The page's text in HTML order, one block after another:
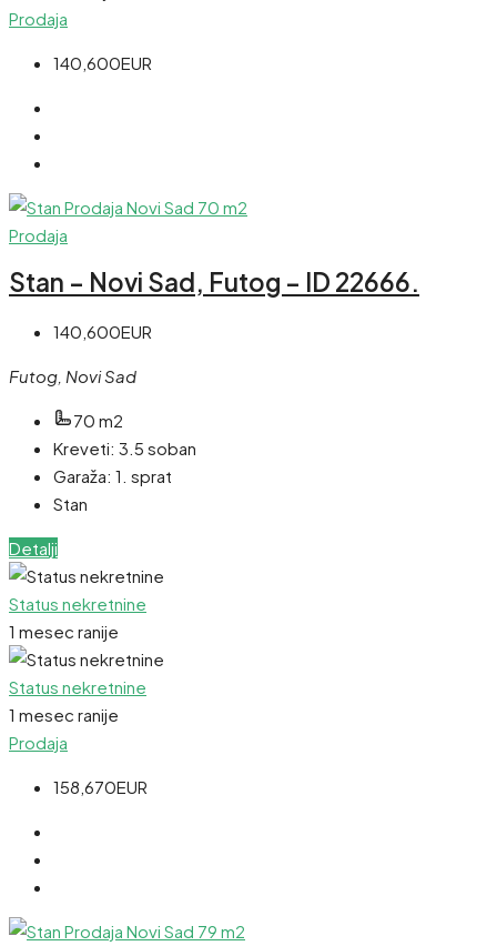
Prodaja
140,600EUR
Prodaja
Stan – Novi Sad, Futog – ID 22666.
140,600EUR
Futog, Novi Sad
70 m2
Kreveti: 3.5 soban
Garaža: 1. sprat
Stan
Detalji
Status nekretnine
1 mesec ranije
Status nekretnine
1 mesec ranije
Prodaja
158,670EUR